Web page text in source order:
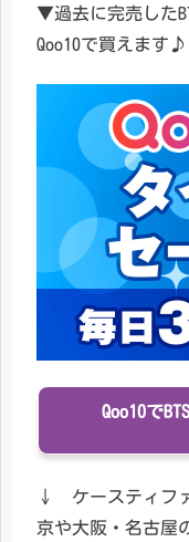
▼過去に完売した
Qoo10で買えます♪
Qoo10で
↓ ケースティファ
京や大阪・名古屋